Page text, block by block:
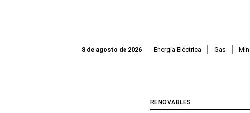
8 de agosto de 2026 Energía Eléctrica Gas
RENOVABLES